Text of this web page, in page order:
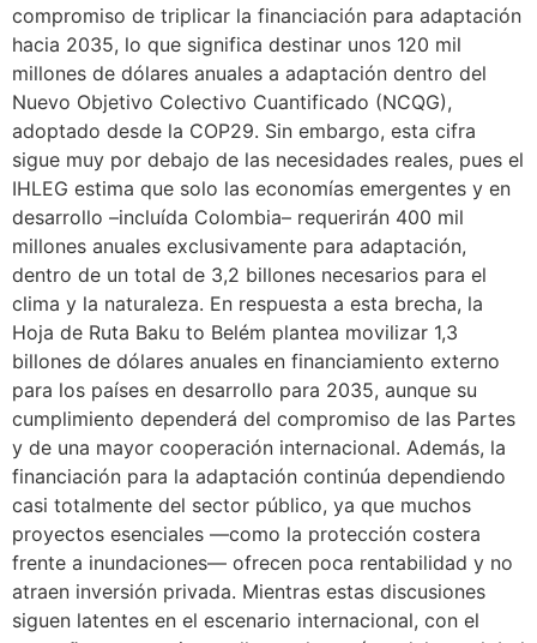
compromiso de triplicar la financiación para adaptación
hacia 2035, lo que significa destinar unos 120 mil
millones de dólares anuales a adaptación dentro del
Nuevo Objetivo Colectivo Cuantificado (NCQG),
adoptado desde la COP29. Sin embargo, esta cifra
sigue muy por debajo de las necesidades reales, pues el
IHLEG estima que solo las economías emergentes y en
desarrollo –incluída Colombia– requerirán 400 mil
millones anuales exclusivamente para adaptación,
dentro de un total de 3,2 billones necesarios para el
clima y la naturaleza. En respuesta a esta brecha, la
Hoja de Ruta Baku to Belém plantea movilizar 1,3
billones de dólares anuales en financiamiento externo
para los países en desarrollo para 2035, aunque su
cumplimiento dependerá del compromiso de las Partes
y de una mayor cooperación internacional. Además, la
financiación para la adaptación continúa dependiendo
casi totalmente del sector público, ya que muchos
proyectos esenciales —como la protección costera
frente a inundaciones— ofrecen poca rentabilidad y no
atraen inversión privada. Mientras estas discusiones
siguen latentes en el escenario internacional, con el